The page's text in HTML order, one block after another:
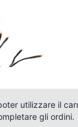
utilizzare il
gli ordini.